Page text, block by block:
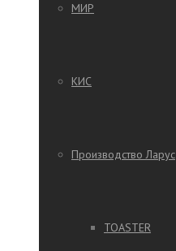
МИР
КИС
Производство Ларус
TOASTER